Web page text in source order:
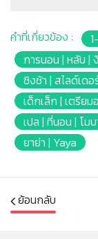
* เหมาะสำหรั
หมายเหตุ:
สินค้าอาจมีการ
แพ็คเกจโดยร้า
ของผลิตภัณฑ์ที่แ
การตั้งค่าการแ
คอกกั้นไม่ใช่ขอ
คำที่เกี่ยวข้อง :
การนอน | หลับ |
ชิงช้า | สไลด์เด
เด็กเล็ก | เตรียม
เปล | ที่นอน | โม
ยาย่า | Yaya
ย้อนกลับ